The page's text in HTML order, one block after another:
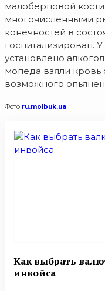
малоберцовой
многочисленными
конечностей в
госпитализирован.
установлено
мопеда взяли кровь
возможного
Фото ru.molbuk.ua
Как выбрать
инвойса